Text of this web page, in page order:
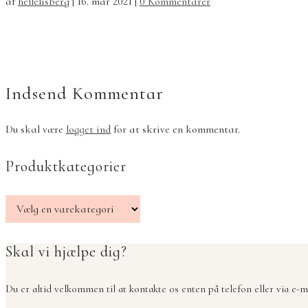
Indsend Kommentar
Du skal være logget ind for at skrive en kommentar.
Produktkategorier
Skal vi hjælpe dig?
Du er altid velkommen til at kontakte os enten på telefon eller via e-